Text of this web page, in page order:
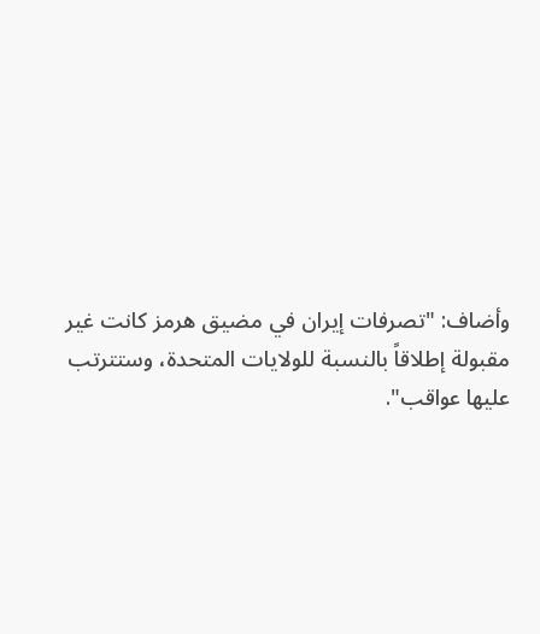
وأضاف: "تصرفات إيران في مضيق هرمز كانت غير
مقبولة إطلاقاً بالنسبة للولايات المتحدة، وستترتب
عليها عواقب".